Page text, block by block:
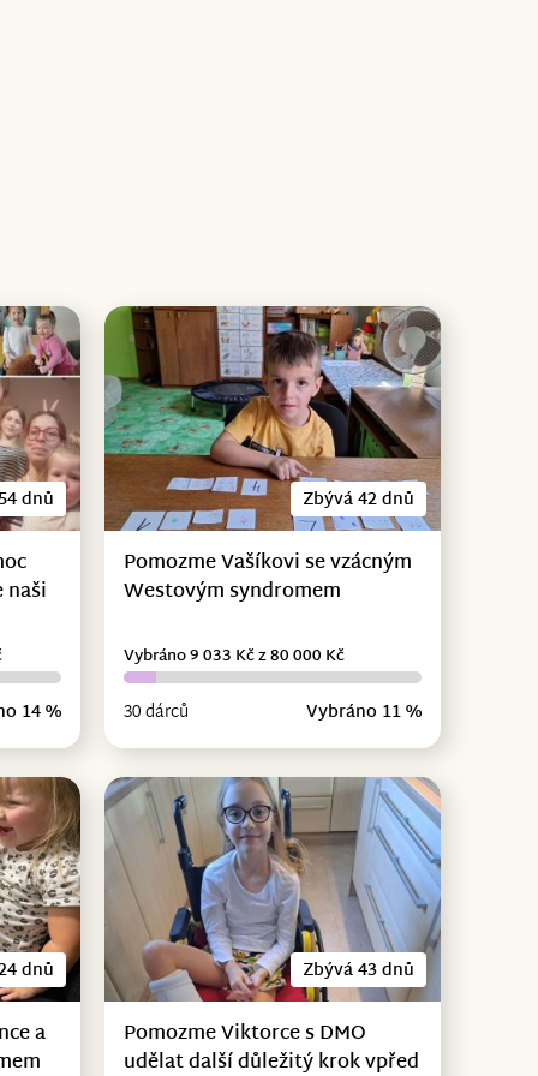
dnů
14 %
Zbývá 42 dnů
Pomozme Vašíkovi se vzácným
Westovým syndromem
30 dárců Vybráno 11 %
Vybráno 9 033 Kč z 80 000 Kč
dnů
a
Zbývá 43 dnů
Pomozme Viktorce s DMO
udělat další důležitý krok vpřed